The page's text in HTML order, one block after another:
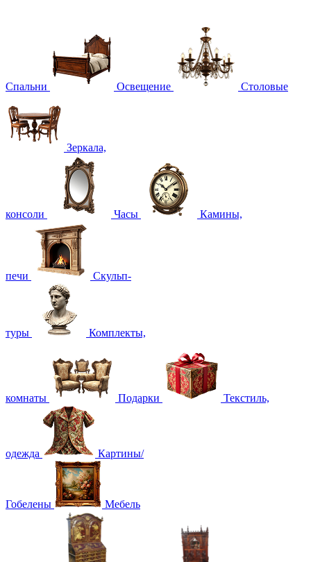
Спальни Освещение Столовые
Зеркала,
консоли Часы Камины,
печи Скульп-
туры Комплекты,
комнаты Подарки Текстиль,
одежда Картины/
Гобелены Мебель